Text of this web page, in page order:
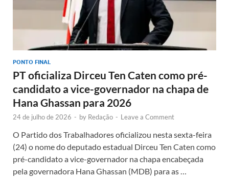
PONTO FINAL
PT oficializa Dirceu Ten Caten como pré-
candidato a vice-governador na chapa de
Hana Ghassan para 2026
24 de julho de 2026 - by Redação - Leave a Comment
O Partido dos Trabalhadores oficializou nesta sexta-feira
(24) o nome do deputado estadual Dirceu Ten Caten como
pré-candidato a vice-governador na chapa encabeçada
pela governadora Hana Ghassan (MDB) para as …